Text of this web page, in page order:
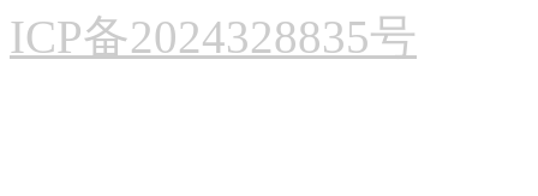
ICP备2024328835号